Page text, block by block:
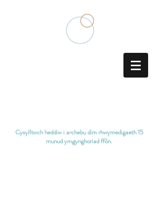
Cysylltwch heddiw i archebu dim rhwymedigaeth15
munud ymgynghoriad ffôn.